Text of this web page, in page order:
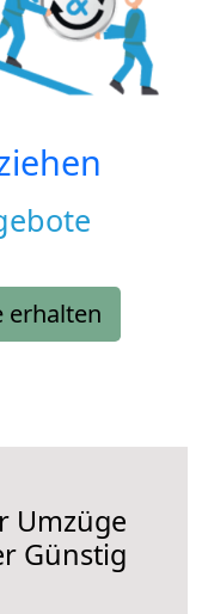
erhalten
Umzüge
Günstig